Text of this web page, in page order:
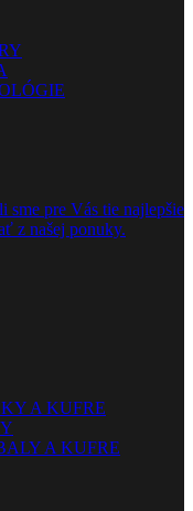
sme pre Vás tie najlepšie
z našej ponuky.
A KUFRE
A KUFRE